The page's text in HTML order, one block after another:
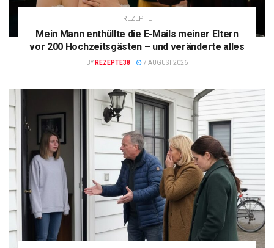
REZEPTE
Mein Mann enthüllte die E-Mails meiner Eltern
vor 200 Hochzeitsgästen – und veränderte alles
BY REZEPTE38 7 AUGUST 2026